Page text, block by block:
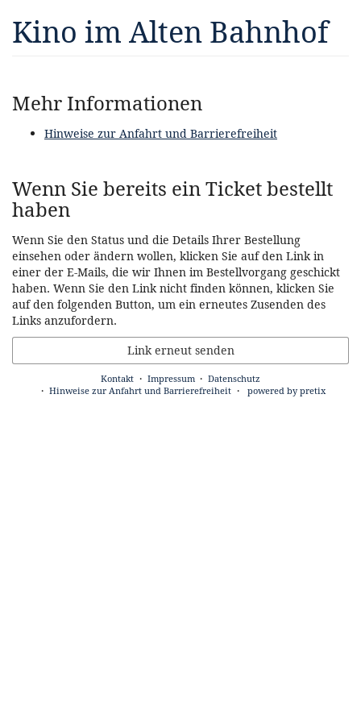
Haupt-
Inhalt
Kino im Alten Bahnhof
Mehr Informationen
Hinweise zur Anfahrt und Barrierefreiheit
Wenn Sie bereits ein Ticket bestellt
haben
Wenn Sie den Status und die Details Ihrer Bestellung
einsehen oder ändern wollen, klicken Sie auf den Link in
einer der E-Mails, die wir Ihnen im Bestellvorgang geschickt
haben. Wenn Sie den Link nicht finden können, klicken Sie
auf den folgenden Button, um ein erneutes Zusenden des
Links anzufordern.
Link erneut senden
Kontakt Impressum
Datenschutz
Hinweise zur Anfahrt und Barrierefreiheit
powered by pretix